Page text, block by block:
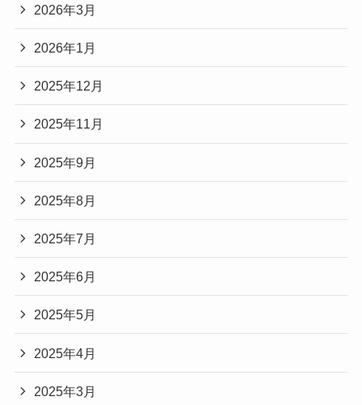
2026年3月
2026年1月
2025年12月
2025年11月
2025年9月
2025年8月
2025年7月
2025年6月
2025年5月
2025年4月
2025年3月